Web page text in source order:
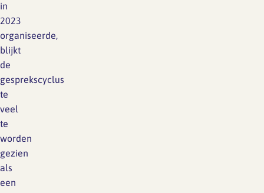
in
2023
organiseerde,
blijkt
de
gesprekscyclus
te
veel
te
worden
gezien
als
een